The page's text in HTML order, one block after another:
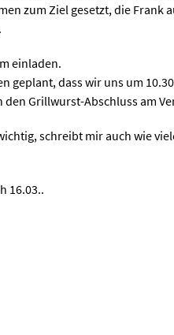
zum Ziel gesetzt, die
einladen.
geplant, dass wir uns um
Grillwurst-Abschluss am
schreibt mir auch wie
16.03..